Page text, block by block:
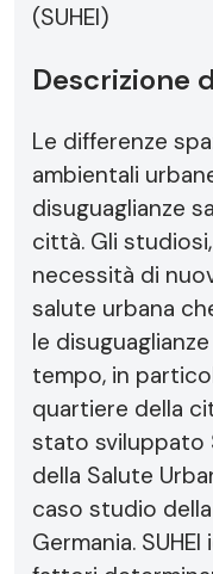
(SUHEI)
Descrizione
Le differenze
ambientali
disuguaglianze
città. Gli
necessità di
salute urbana
le
tempo, in
quartiere della
stato sviluppato
della Salute
caso studio
Germania.